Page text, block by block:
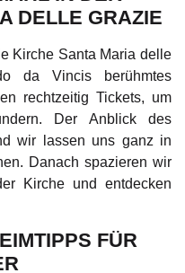
DELLE GRAZIE
Kirche Santa Maria delle
da Vincis berühmtes
rechtzeitig Tickets, um
Der Anblick des
wir lassen uns ganz in
Danach spazieren wir
Kirche und entdecken
FÜR